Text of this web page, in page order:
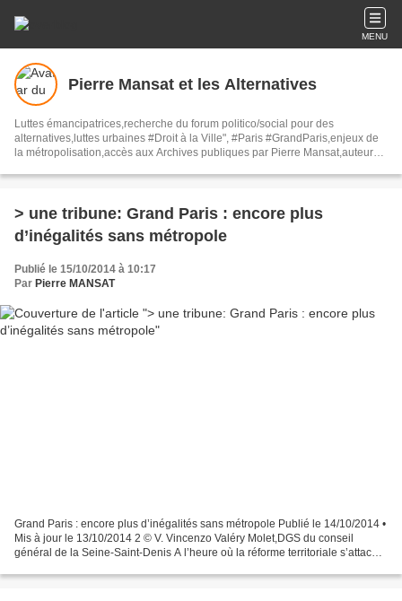
MENU
Pierre Mansat et les Alternatives
Luttes émancipatrices,recherche du forum politico/social pour des
alternatives,luttes urbaines #Droit à la Ville", #Paris #GrandParis,enjeux de
la métropolisation,accès aux Archives publiques par Pierre Mansat,auteur‼️
#Audin>bénevole Secours Populaire>Comité Laghouat-France>#Mumia
> une tribune: Grand Paris : encore plus
d’inégalités sans métropole
Publié le 15/10/2014 à 10:17
Par Pierre MANSAT
Grand Paris : encore plus d’inégalités sans métropole Publié le 14/10/2014 •
Mis à jour le 13/10/2014 2 © V. Vincenzo Valéry Molet,DGS du conseil
général de la Seine-Saint-Denis A l’heure où la réforme territoriale s’attache